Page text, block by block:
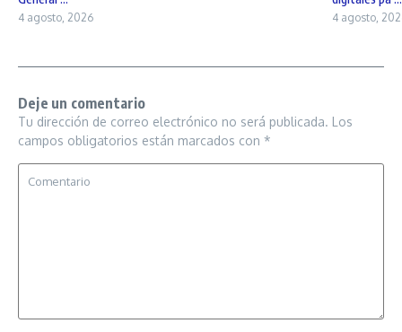
4 agosto, 2026 4 agosto,
Deje un comentario
Tu dirección de correo electrónico no será publicada. Los
campos obligatorios están marcados con *